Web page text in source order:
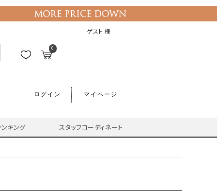
ゲスト 様
0
ログイン マイページ
ンキング スタッフコーディネート